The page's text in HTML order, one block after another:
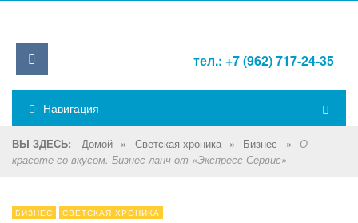
тел.: +7 (962) 717-24-35
Навигация
ВЫ ЗДЕСЬ: Домой » Светская хроника » Бизнес »
О
красоте со вкусом. Бизнес-ланч от «Экспресс Сервис»
БИЗНЕС СВЕТСКАЯ ХРОНИКА